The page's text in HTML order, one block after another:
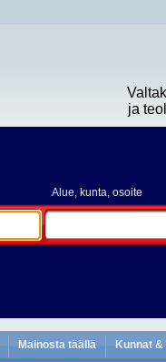
ja
Alue, kunta, osoite
Mainosta täällä Kunnat